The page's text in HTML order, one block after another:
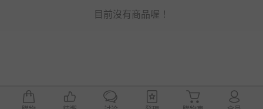
目前沒有商品喔！